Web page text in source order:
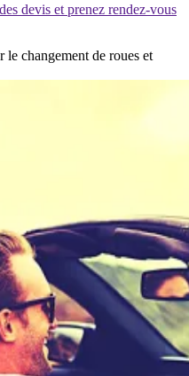
devis et prenez rendez-vous
changement de roues et